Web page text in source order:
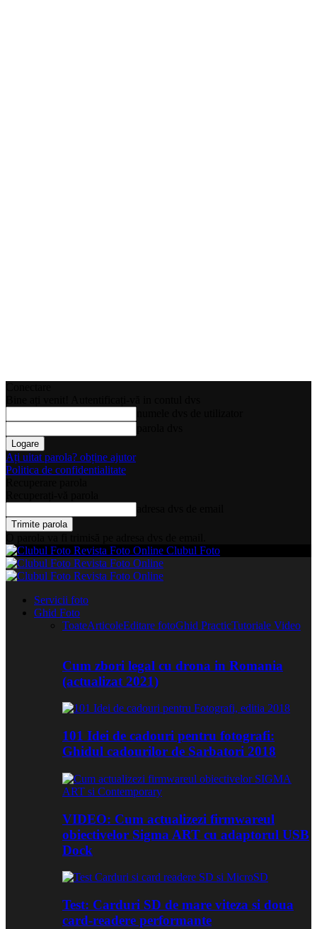
Ați uitat parola? obține ajutor
Politica de confidentialitate
Clubul Foto
Servicii foto
Ghid Foto
ToateArticoleEditare fotoGhid PracticTutoriale Video
Cum zbori legal cu drona in Romania
(actualizat 2021)
101 Idei de cadouri pentru fotografi:
Ghidul cadourilor de Sarbatori 2018
VIDEO: Cum actualizezi firmwareul
obiectivelor Sigma ART cu adaptorul USB
Dock
Test: Carduri SD de mare viteza si doua
card-readere performante